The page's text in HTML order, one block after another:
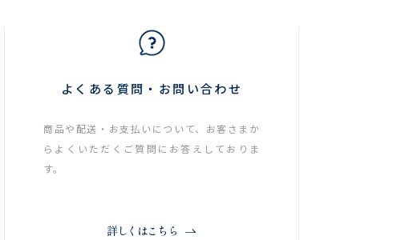
よくある質問・お問い合わせ
商品や配送・お支払いについて、お客さまか
らよくいただくご質問にお答えしておりま
す。
詳しくはこちら